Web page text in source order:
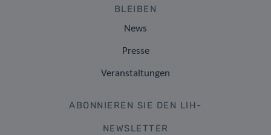
BLEIBEN
News
Presse
Veranstaltungen
ABONNIEREN SIE DEN LIH-
NEWSLETTER